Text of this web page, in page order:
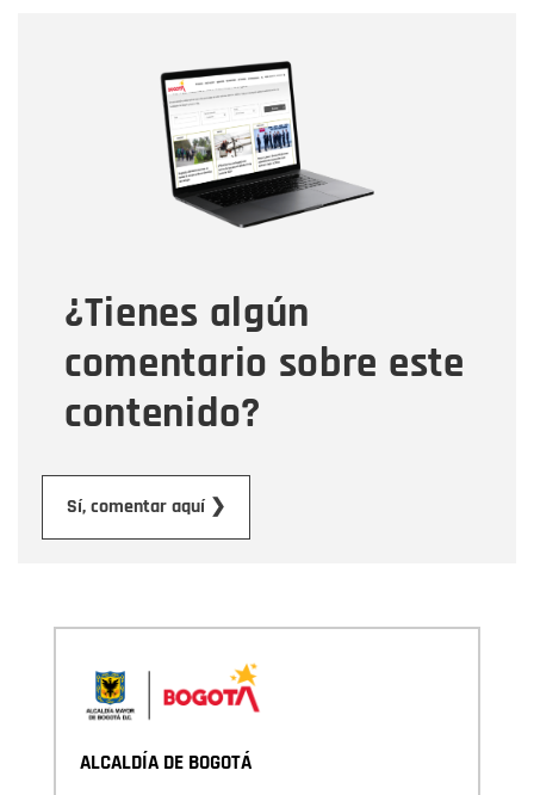
¿Tienes algún
comentario sobre este
contenido?
Sí, comentar aquí ❯
Correo electrónico
Tipo de comentario
Mensaje
ALCALDÍA DE BOGOTÁ